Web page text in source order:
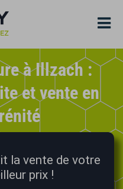
à Illzach :
et vente en
la vente de votre
prix !